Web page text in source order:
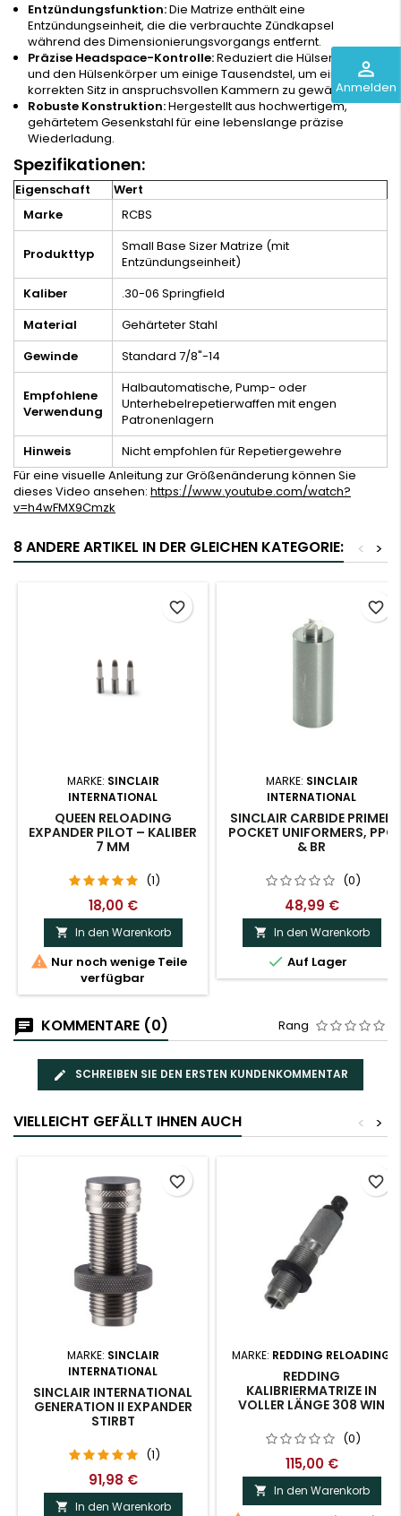
perm_identity
Anmelden
Entzündungsfunktion:Die Matrize enthält eine
Entzündungseinheit, die die verbrauchte Zündkapsel
während des Dimensionierungsvorgangs entfernt.
Präzise Headspace-Kontrolle:Reduziert die Hülsenschulter
und den Hülsenkörper um einige Tausendstel, um einen
korrekten Sitz in anspruchsvollen Kammern zu gewährleisten.
Robuste Konstruktion:Hergestellt aus hochwertigem,
gehärtetem Gesenkstahl für eine lebenslange präzise
Wiederladung.
Spezifikationen:
Eigenschaft
Wert
Marke
RCBS
Produkttyp
Small Base Sizer Matrize (mit
Entzündungseinheit)
Kaliber
.30-06 Springfield
Material
Gehärteter Stahl
Gewinde
Standard 7/8"-14
Empfohlene
Verwendung
Halbautomatische, Pump- oder
Unterhebelrepetierwaffen mit engen
Patronenlagern
Hinweis
Nicht empfohlen für Repetiergewehre
Für eine visuelle Anleitung zur Größenänderung können Sie
dieses Video ansehen: https://www.youtube.com/watch?
v=h4wFMX9Cmzk
8 ANDERE ARTIKEL IN DER GLEICHEN KATEGORIE: >
<
MARKE: SINCLAIR
INTERNATIONAL
QUEEN RELOADING
EXPANDER PILOT – KALIBER
7 MM
(1)
18,00 €
 In den Warenkorb
 Nur noch wenige Teile
verfügbar
favorite_border
MARKE: SINCLAIR
INTERNATIONAL
SINCLAIR CARBIDE PRIMER
POCKET UNIFORMERS, PPC
& BR
(0)
48,99 €
 In den Warenkorb
 Auf Lager
favorite_border
KOMMENTARE (0) Rang
SCHREIBEN SIE DEN ERSTEN KUNDENKOMMENTAR
VIELLEICHT GEFÄLLT IHNEN AUCH >
<
MARKE: SINCLAIR
INTERNATIONAL
SINCLAIR INTERNATIONAL
GENERATION II EXPANDER
STIRBT
(1)
91,98 €
 In den Warenkorb
favorite_border
MARKE: REDDING RELOADING
REDDING
KALIBRIERMATRIZE IN
VOLLER LÄNGE 308 WIN
(0)
115,00 €
 In den Warenkorb
favorite_border